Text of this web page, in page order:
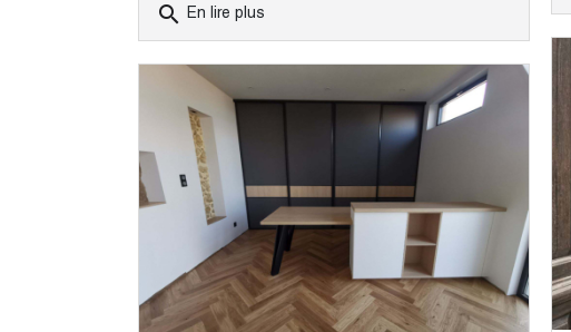
search En lire plus